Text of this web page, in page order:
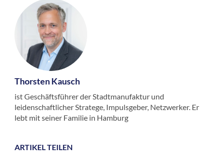
Thorsten Kausch
ist Geschäftsführer der Stadtmanufaktur und
leidenschaftlicher Stratege, Impulsgeber, Netzwerker. Er
lebt mit seiner Familie in Hamburg
ARTIKEL TEILEN